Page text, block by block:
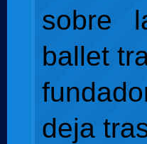
sobre
ballet
deja